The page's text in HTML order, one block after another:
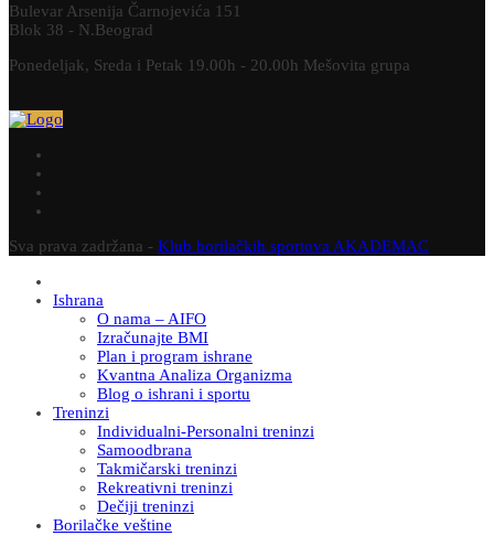
Bulevar Arsenija Čarnojevića 151
Blok 38 - N.Beograd
Ponedeljak, Sreda i Petak 19.00h - 20.00h Mešovita grupa
Sva prava zadržana - Klub borilačkih sportova AKADEMAC
Ishrana
O nama – AIFO
Izračunajte BMI
Plan i program ishrane
Kvantna Analiza Organizma
Blog o ishrani i sportu
Treninzi
Individualni-Personalni treninzi
Samoodbrana
Takmičarski treninzi
Rekreativni treninzi
Dečiji treninzi
Borilačke veštine